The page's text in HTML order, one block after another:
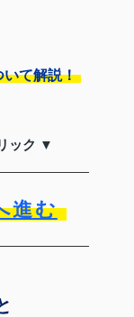
いて解説！
ック ▼
進む